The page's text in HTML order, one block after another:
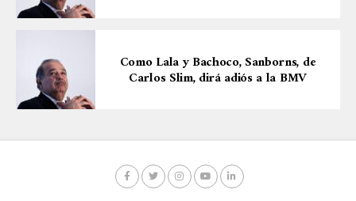
Como Lala y Bachoco, Sanborns, de
Carlos Slim, dirá adiós a la BMV